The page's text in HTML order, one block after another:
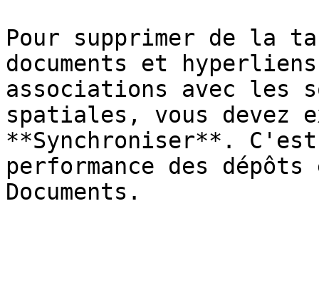
Pour supprimer de la
documents et
associations avec les
spatiales, vous devez
**Synchroniser**.
performance des